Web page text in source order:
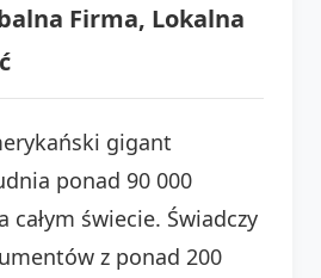
Firma, Lokalna
gigant
ponad 90 000
całym świecie. Świadczy
z ponad 200